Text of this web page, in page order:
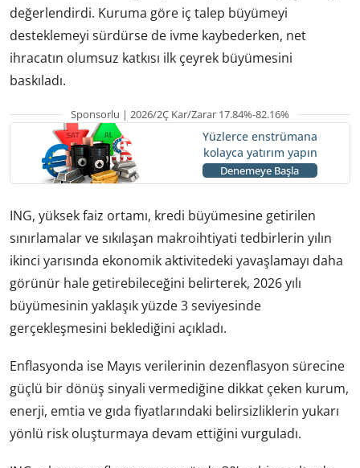
değerlendirdi. Kuruma göre iç talep büyümeyi
desteklemeyi sürdürse de ivme kaybederken, net
ihracatın olumsuz katkısı ilk çeyrek büyümesini
baskıladı.
Sponsorlu | 2026/2Ç Kar/Zarar 17.84%-82.16%
Yüzlerce enstrümana
kolayca yatırım yapın
Denemeye Başla
ING, yüksek faiz ortamı, kredi büyümesine getirilen
sınırlamalar ve sıkılaşan makroihtiyati tedbirlerin yılın
ikinci yarısında ekonomik aktivitedeki yavaşlamayı daha
görünür hale getirebileceğini belirterek, 2026 yılı
büyümesinin yaklaşık yüzde 3 seviyesinde
gerçekleşmesini beklediğini açıkladı.
Enflasyonda ise Mayıs verilerinin dezenflasyon sürecine
güçlü bir dönüş sinyali vermediğine dikkat çeken kurum,
enerji, emtia ve gıda fiyatlarındaki belirsizliklerin yukarı
yönlü risk oluşturmaya devam ettiğini vurguladı.